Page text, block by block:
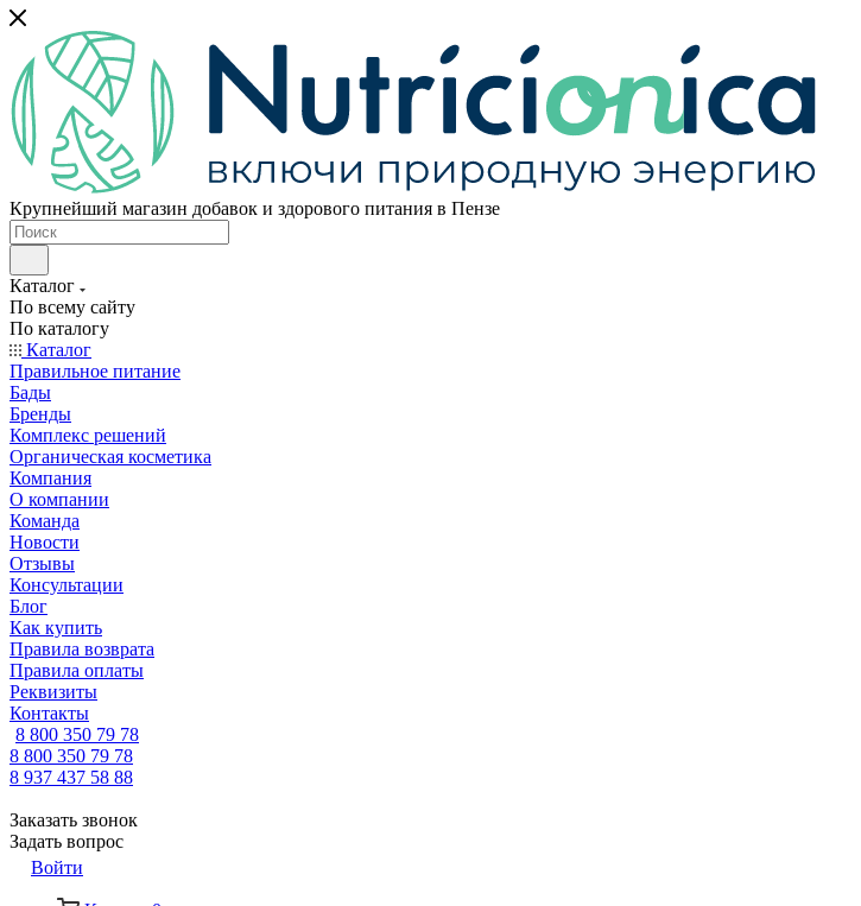
Крупнейший магазин добавок и здорового питания в Пензе
Каталог
По всему сайту
По каталогу
Каталог
Правильное питание
Бады
Бренды
Комплекс решений
Органическая косметика
Компания
О компании
Команда
Новости
Отзывы
Консультации
Блог
Как купить
Правила возврата
Правила оплаты
Реквизиты
Контакты
8 800 350 79 78
8 800 350 79 78
8 937 437 58 88
Заказать звонок
Задать вопрос
Войти